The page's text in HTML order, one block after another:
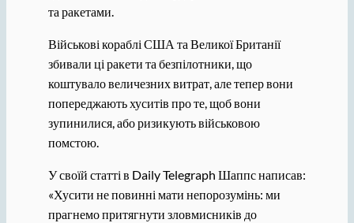
та ракетами.
Військові кораблі США та Великої Британії
збивали ці ракети та безпілотники, що
коштувало величезних витрат, але тепер вони
попереджають хуситів про те, щоб вони
зупинилися, або ризикують військовою
помстою.
У своїй статті в Daily Telegraph Шаппс написав:
«Хусити не повинні мати непорозумінь: ми
прагнемо притягнути зловмисників до